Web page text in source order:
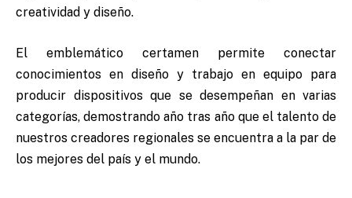
creatividad y diseño.
El emblemático certamen permite conectar
conocimientos en diseño y trabajo en equipo para
producir dispositivos que se desempeñan en varias
categorías, demostrando año tras año que el talento de
nuestros creadores regionales se encuentra a la par de
los mejores del país y el mundo.